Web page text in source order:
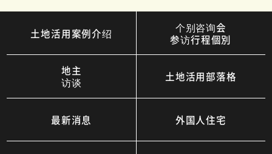
土地活用案例介绍
个别咨询会
参访行程個別
地主
访谈
土地活用部落格
最新消息 外国人住宅